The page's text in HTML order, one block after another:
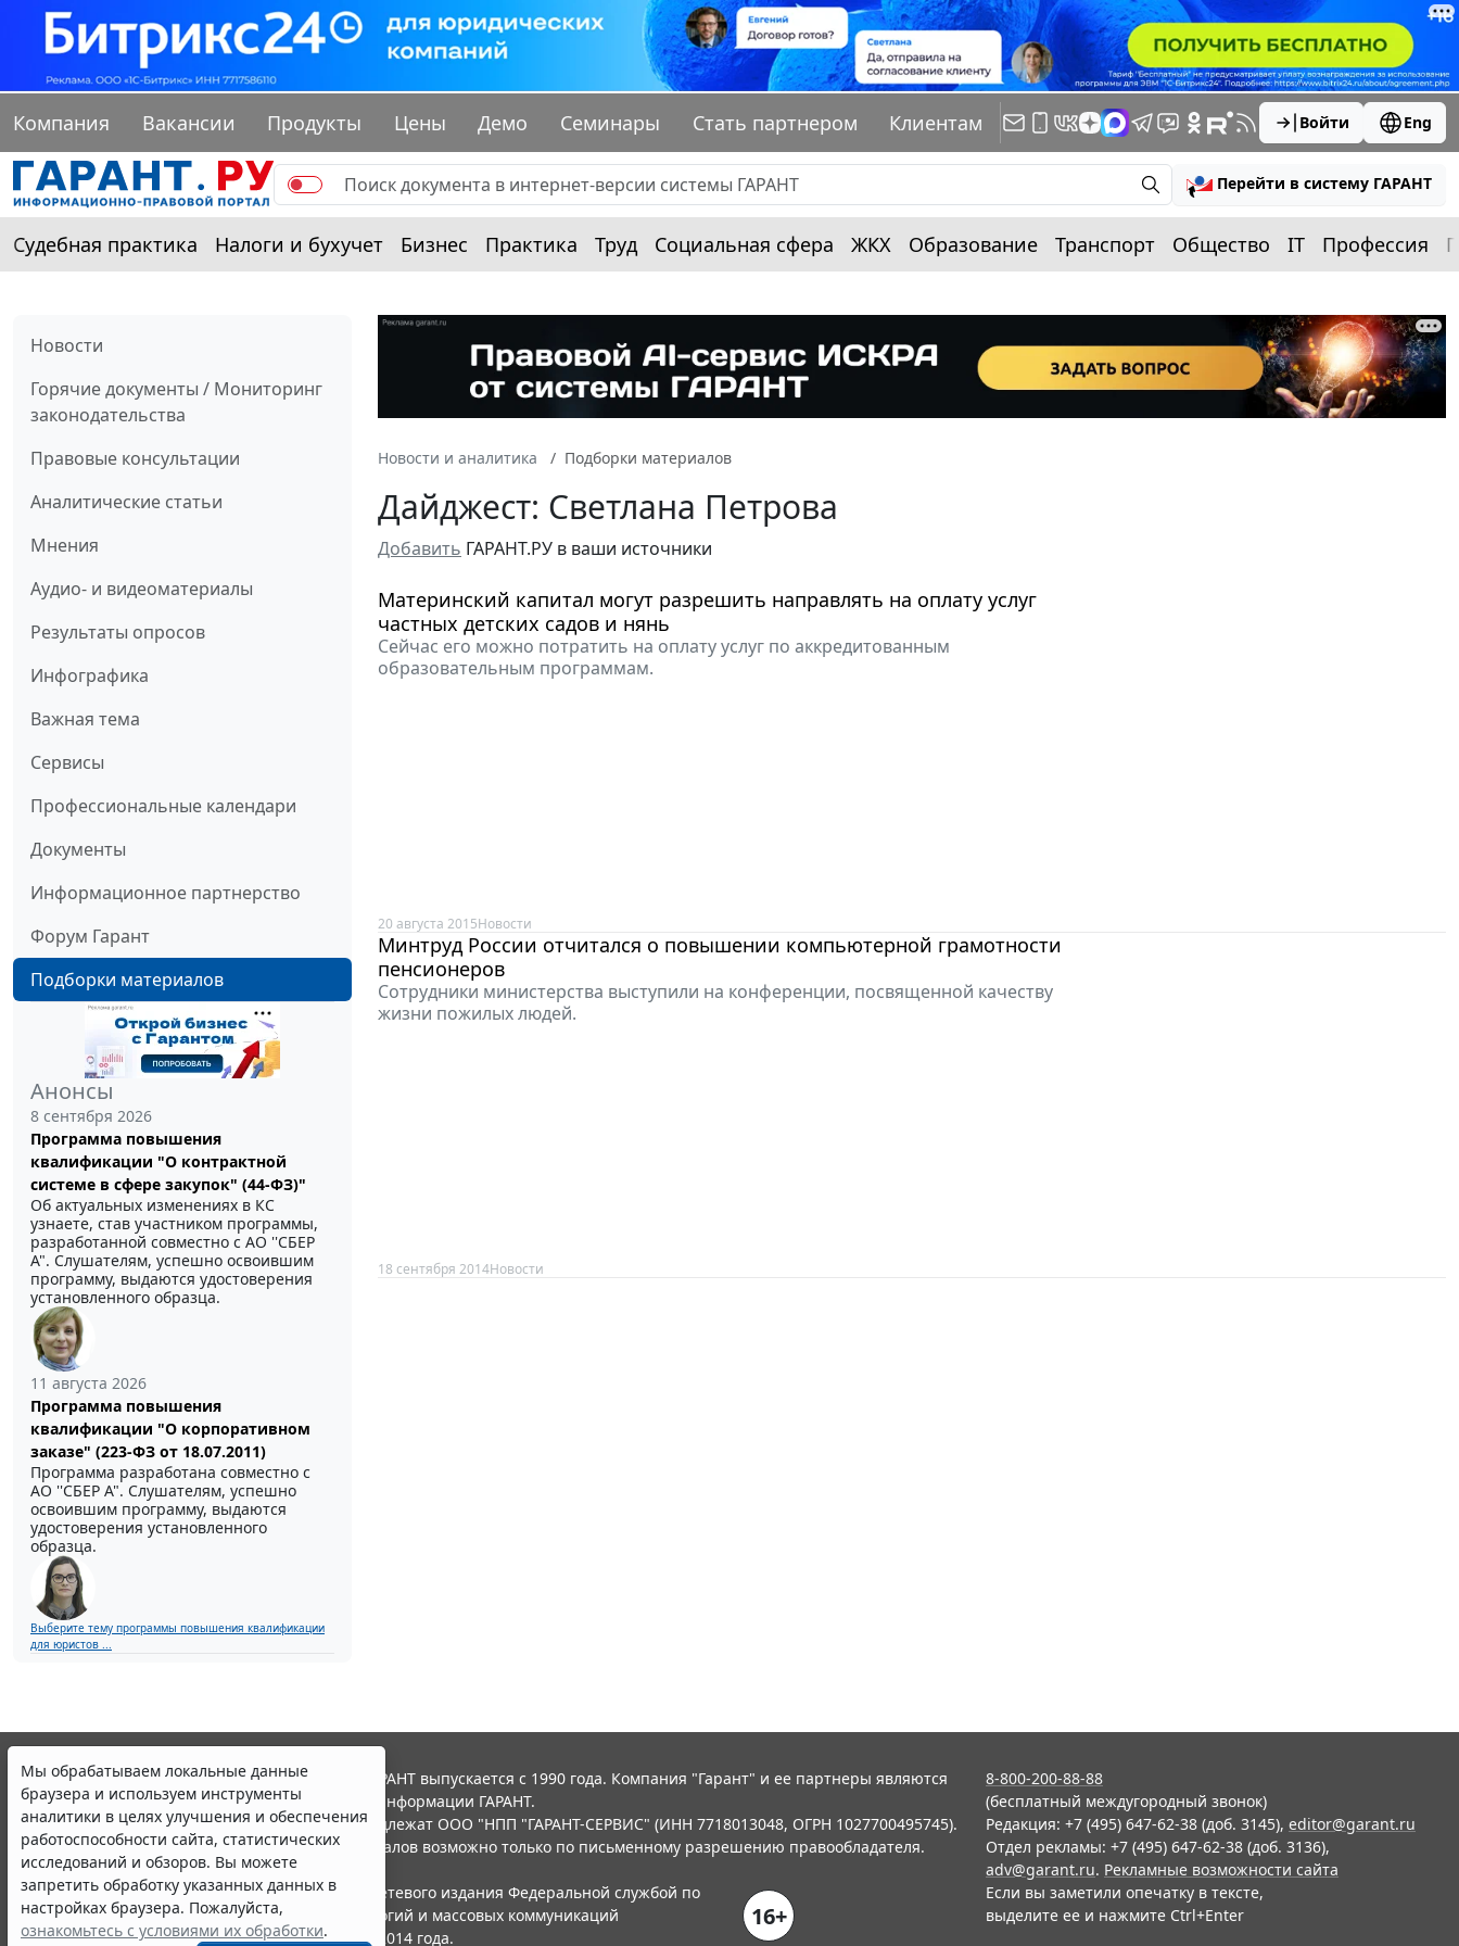
Компания Вакансии Продукты Цены Демо Семинары Стать партнером Клиентам Войти Eng
Перейти в систему ГАРАНТ
Судебная практика Налоги и бухучет Бизнес Практика Труд Социальная сфера ЖКХ Образование Транспорт Общество IT Профессия
Новости
Горячие документы / Мониторинг
законодательства
Правовые консультации
Аналитические статьи
Мнения
Аудио- и видеоматериалы
Результаты опросов
Инфографика
Важная тема
Сервисы
Профессиональные календари
Документы
Информационное партнерство
Форум Гарант
Подборки материалов
Анонсы
8 сентября 2026
Программа повышения
квалификации "О контрактной
системе в сфере закупок" (44-ФЗ)"
Об актуальных изменениях в КС
узнаете, став участником программы,
разработанной совместно с АО ''СБЕР
А". Слушателям, успешно освоившим
программу, выдаются удостоверения
установленного образца.
11 августа 2026
Программа повышения
квалификации "О корпоративном
заказе" (223-ФЗ от 18.07.2011)
Программа разработана совместно с
АО ''СБЕР А". Слушателям, успешно
освоившим программу, выдаются
удостоверения установленного
образца.
Выберите тему программы повышения квалификации
для юристов ...
Новости и аналитика Подборки материалов
Дайджест: Светлана Петрова
Добавить ГАРАНТ.РУ в ваши источники
Материнский капитал могут разрешить направлять на оплату услуг
частных детских садов и нянь
Сейчас его можно потратить на оплату услуг по аккредитованным
образовательным программам.
20 августа 2015Новости
Минтруд России отчитался о повышении компьютерной грамотности
пенсионеров
Сотрудники министерства выступили на конференции, посвященной качеству
жизни пожилых людей.
18 сентября 2014Новости
Мы обрабатываем локальные данные
браузера и используем инструменты
аналитики в целях улучшения и обеспечения
работоспособности сайта, статистических
исследований и обзоров. Вы можете
запретить обработку указанных данных в
настройках браузера. Пожалуйста,
ознакомьтесь с условиями их обработки.
© ООО "НПП "ГАРАНТ-СЕРВИС", 2026. Система ГАРАНТ выпускается с 1990 года. Компания "Гарант" и ее партнеры являются
участниками Российской ассоциации правовой информации ГАРАНТ.
Все права на материалы сайта ГАРАНТ.РУ принадлежат ООО "НПП "ГАРАНТ-СЕРВИС" (ИНН 7718013048, ОГРН 1027700495745).
Полное или частичное воспроизведение материалов возможно только по письменному разрешению правообладателя.
Правила использования портала.
Портал ГАРАНТ.РУ зарегистрирован в качестве сетевого издания Федеральной службой по
надзору в сфере связи,информационных технологий и массовых коммуникаций
(Роскомнадзором), Эл № ФС77-58365 от 18 июня 2014 года.
16+
8-800-200-88-88
(бесплатный междугородный звонок)
Редакция: +7 (495) 647-62-38 (доб. 3145), editor@garant.ru
Отдел рекламы: +7 (495) 647-62-38 (доб. 3136),
adv@garant.ru. Рекламные возможности сайта
Если вы заметили опечатку в тексте,
выделите ее и нажмите Ctrl+Enter